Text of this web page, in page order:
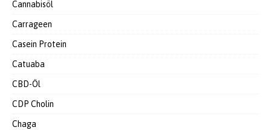
Cannabisöl
Carrageen
Casein Protein
Catuaba
CBD-Öl
CDP Cholin
Chaga